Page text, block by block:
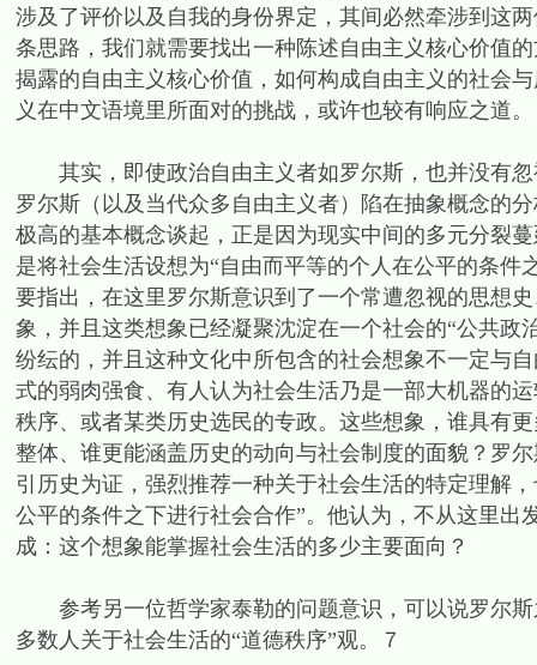
涉及了评价以及自我的身份界定，其间必然牵涉到这
条思路，我们就需要找出一种陈述自由主义核心价值
揭露的自由主义核心价值，如何构成自由主义的社会
义在中文语境里所面对的挑战，或许也较有响应之道。
其实，即使政治自由主义者如罗尔斯，也并没有忽
罗尔斯（以及当代众多自由主义者）陷在抽象概念的
极高的基本概念谈起，正是因为现实中间的多元分裂
是将社会生活设想为“自由而平等的个人在公平的条件
要指出，在这里罗尔斯意识到了一个常遭忽视的思想
象，并且这类想象已经凝聚沈淀在一个社会的“公共
纷纭的，并且这种文化中所包含的社会想象不一定与
式的弱肉强食、有人认为社会生活乃是一部大机器的
秩序、或者某类历史选民的专政。这些想象，谁具有
整体、谁更能涵盖历史的动向与社会制度的面貌？罗
引历史为证，强烈推荐一种关于社会生活的特定理解
公平的条件之下进行社会合作”。他认为，不从这里
成：这个想象能掌握社会生活的多少主要面向？
参考另一位哲学家泰勒的问题意识，可以说罗尔斯
多数人关于社会生活的“道德秩序”观。７